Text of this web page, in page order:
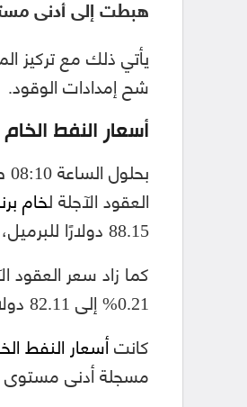
هبطت إلى أدنى
يأتي ذلك مع تركيز
شح إمدادات الوقود.
أسعار النفط
العقود الآجلة لخام
88.15 دولارًا للبرميل، بعد أن سجل في وقت سابق 93.80 دولارًا.
كما زاد سعر العقود
0.21% إلى 82.11 دولارًا للبرميل، وفق البيانات التي اطّلعت عليها منصة الطاقة المتخصصة.
كانتأسعار النفط
مسجلة أدنى مستوى